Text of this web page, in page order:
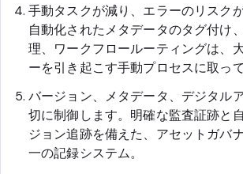
手動タスクが減り、エラーのリスク
自動化されたメタデータのタグ付け
理、ワークフロールーティングは、
ーを引き起こす手動プロセスに取っ
バージョン、メタデータ、デジタル
切に制御します。明確な監査証跡と
ジョン追跡を備えた、アセットガバ
一の記録システム。